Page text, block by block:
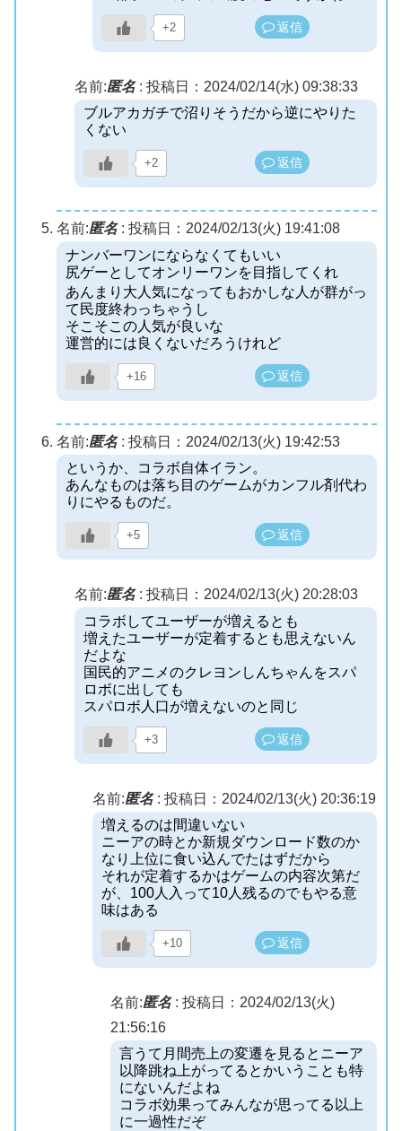
+2 返信
名前:匿名: 投稿日：2024/02/14(水) 09:38:33
ブルアカガチで沼りそうだから逆にやりた
くない
+2 返信
名前:匿名: 投稿日：2024/02/13(火) 19:41:08
ナンバーワンにならなくてもいい
尻ゲーとしてオンリーワンを目指してくれ
あんまり大人気になってもおかしな人が群がっ
て民度終わっちゃうし
そこそこの人気が良いな
運営的には良くないだろうけれど
+16 返信
名前:匿名: 投稿日：2024/02/13(火) 19:42:53
というか、コラボ自体イラン。
あんなものは落ち目のゲームがカンフル剤代わ
りにやるものだ。
+5 返信
名前:匿名: 投稿日：2024/02/13(火) 20:28:03
コラボしてユーザーが増えるとも
増えたユーザーが定着するとも思えないん
だよな
国民的アニメのクレヨンしんちゃんをスパ
ロボに出しても
スパロボ人口が増えないのと同じ
+3 返信
名前:匿名: 投稿日：2024/02/13(火) 20:36:19
増えるのは間違いない
ニーアの時とか新規ダウンロード数のか
なり上位に食い込んでたはずだから
それが定着するかはゲームの内容次第だ
が、100人入って10人残るのでもやる意
味はある
+10 返信
名前:匿名: 投稿日：2024/02/13(火)
21:56:16
言うて月間売上の変遷を見るとニーア
以降跳ね上がってるとかいうことも特
にないんだよね
コラボ効果ってみんなが思ってる以上
に一過性だぞ